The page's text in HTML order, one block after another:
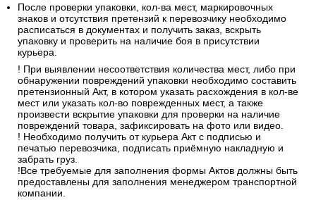
После проверки упаковки, кол-ва мест, маркировочных
знаков и отсутствия претензий к перевозчику необходимо
расписаться в документах и получить заказ, вскрыть
упаковку и проверить на наличие боя в присутствии
курьера.
! При выявлении несоответствия количества мест, либо при
обнаружении повреждений упаковки необходимо составить
претензионный Акт, в котором указать расхождения в кол-ве
мест или указать кол-во поврежденных мест, а также
произвести вскрытие упаковки для проверки на наличие
повреждений товара, зафиксировать на фото или видео.
! Необходимо получить от курьера Акт с подписью и
печатью перевозчика, подписать приёмную накладную и
забрать груз.
!Все требуемые для заполнения формы Актов должны быть
предоставлены для заполнения менеджером транспортной
компании.